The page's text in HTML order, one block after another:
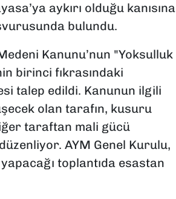
aykırı olduğu kanısına
bulundu.
Kanunu’nun "Yoksulluk
birinci fıkrasındaki
talep edildi. Kanunun ilgili
olan tarafın, kusuru
taraftan mali gücü
AYM Genel Kurulu,
toplantıda esastan